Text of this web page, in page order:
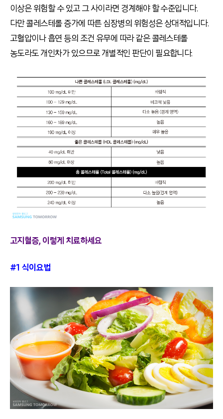
이상은 위험할 수 있고 그 사이라면 경계해야 할 수준입니다.
다만 콜레스테롤 증가에 따른 심장병의 위험성은 상대적입니다.
고혈압이나 흡연 등의 조건 유무에 따라 같은 콜레스테롤
농도라도 개인차가 있으므로 개별적인 판단이 필요합니다.
고지혈증, 이렇게 치료하세요
#1 식이요법